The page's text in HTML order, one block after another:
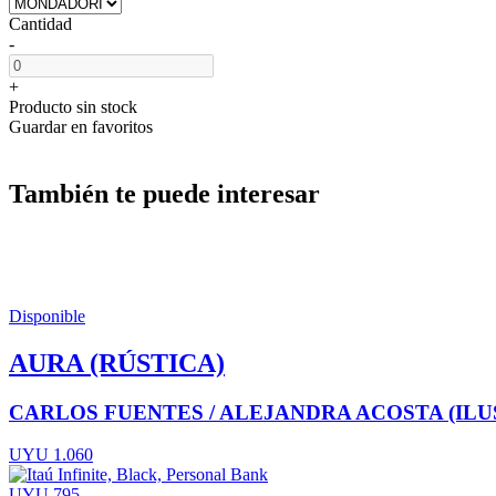
Cantidad
-
+
Producto sin stock
Guardar en favoritos
También te puede interesar
Disponible
AURA (RÚSTICA)
CARLOS FUENTES / ALEJANDRA ACOSTA
UYU 1.060